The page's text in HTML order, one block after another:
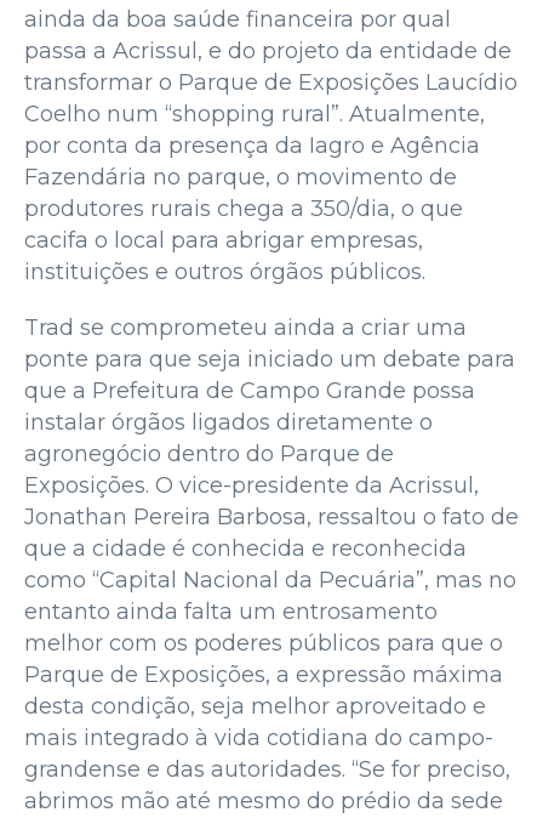
ainda da boa saúde financeira por qual
passa a Acrissul, e do projeto da entidade de
transformar o Parque de Exposições Laucídio
Coelho num “shopping rural”. Atualmente,
por conta da presença da Iagro e Agência
Fazendária no parque, o movimento de
produtores rurais chega a 350/dia, o que
cacifa o local para abrigar empresas,
instituições e outros órgãos públicos.
Trad se comprometeu ainda a criar uma
ponte para que seja iniciado um debate para
que a Prefeitura de Campo Grande possa
instalar órgãos ligados diretamente o
agronegócio dentro do Parque de
Exposições. O vice-presidente da Acrissul,
Jonathan Pereira Barbosa, ressaltou o fato de
que a cidade é conhecida e reconhecida
como “Capital Nacional da Pecuária”, mas no
entanto ainda falta um entrosamento
melhor com os poderes públicos para que o
Parque de Exposições, a expressão máxima
desta condição, seja melhor aproveitado e
mais integrado à vida cotidiana do campo-
grandense e das autoridades. “Se for preciso,
abrimos mão até mesmo do prédio da sede